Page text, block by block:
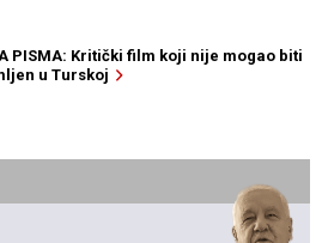
PISMA: Kritički film koji nije mogao biti
u Turskoj